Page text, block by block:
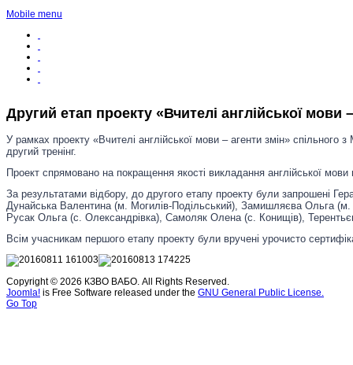
Mobile menu
Другий етап проекту «Вчителі англійської мови
У рамках проекту «Вчителі англійської мови – агенти змін»
другий тренінг.
Проект спрямовано на покращення якості викладання англійської
За результатами відбору, до другого етапу проекту були запрошені
Дунайська Валентина (м. Могилів-Подільський), Замишляєва Ольга
Русак Ольга (с. Олександрівка), Самоляк Олена (с. Конищів),
Всім учасникам першого етапу проекту були вручені урочисто
Copyright © 2026 КЗВО ВАБО. All Rights Reserved.
Joomla! is Free Software released under the GNU General Public License.
Go Top